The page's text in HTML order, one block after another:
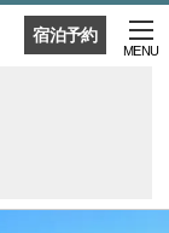
宿泊予約
MENU